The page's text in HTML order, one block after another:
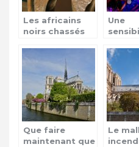
Les africains
noirs chassés
Sud
Une
vis
Que faire
maintenant que
Le